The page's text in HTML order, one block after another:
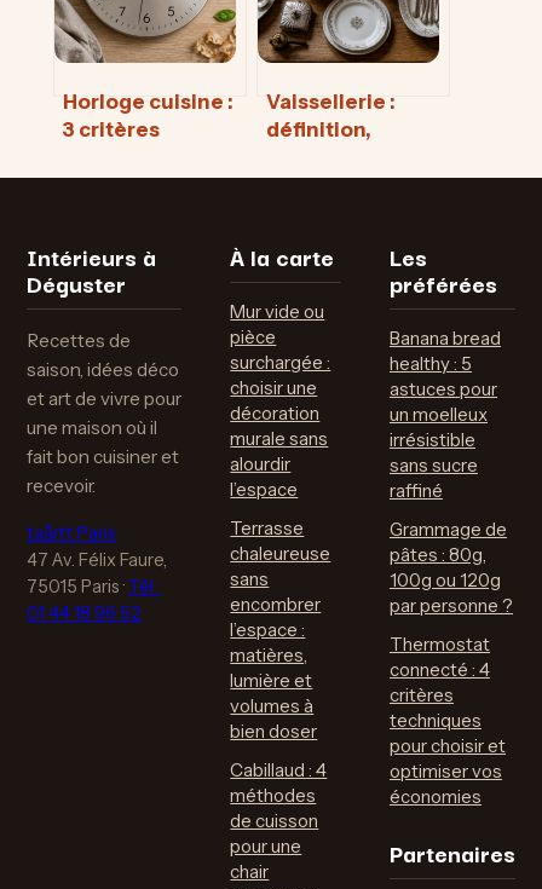
stratifié ?
Horloge cuisine :
3 critères
allier style et
Vaissellerie :
définition,
objets et secrets
Intérieurs à
Déguster
Recettes de
saison, idées déco
et art de vivre pour
une maison où il
fait bon cuisiner et
recevoir.
taårtt Paris
47 Av. Félix Faure,
75015 Paris · Tél :
01 44 18 96 52
À la carte
Mur vide ou
pièce
surchargée :
choisir une
décoration
murale sans
alourdir
l’espace
Terrasse
chaleureuse
sans
encombrer
l’espace :
matières,
lumière et
volumes à
bien doser
Cabillaud : 4
méthodes
de cuisson
pour une
chair
Les
préférées
Banana bread
healthy : 5
astuces pour
un moelleux
irrésistible
sans sucre
raffiné
Grammage de
pâtes : 80g,
100g ou 120g
par personne ?
Thermostat
connecté : 4
critères
techniques
pour choisir et
optimiser vos
économies
Partenaires